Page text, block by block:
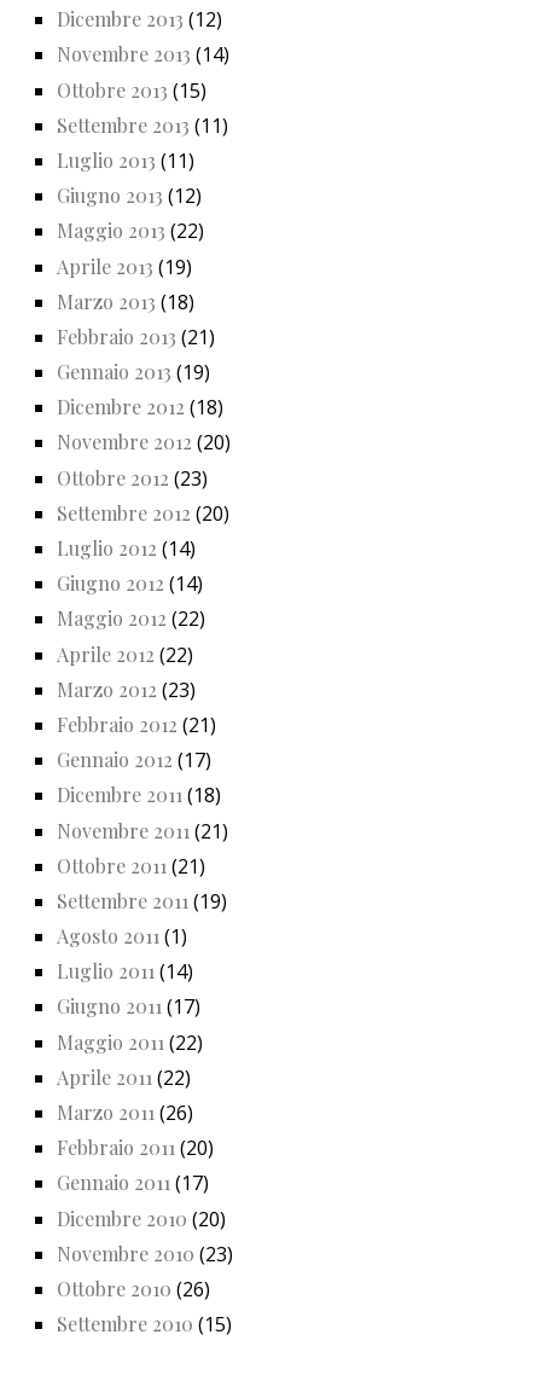
Dicembre 2013 (12)
Novembre 2013 (14)
Ottobre 2013 (15)
Settembre 2013 (11)
Luglio 2013 (11)
Giugno 2013 (12)
Maggio 2013 (22)
Aprile 2013 (19)
Marzo 2013 (18)
Febbraio 2013 (21)
Gennaio 2013 (19)
Dicembre 2012 (18)
Novembre 2012 (20)
Ottobre 2012 (23)
Settembre 2012 (20)
Luglio 2012 (14)
Giugno 2012 (14)
Maggio 2012 (22)
Aprile 2012 (22)
Marzo 2012 (23)
Febbraio 2012 (21)
Gennaio 2012 (17)
Dicembre 2011(18)
Novembre 2011 (21)
Ottobre 2011 (21)
Settembre 2011 (19)
Agosto 2011 (1)
Luglio 2011(14)
Giugno 2011(17)
Maggio 2011 (22)
Aprile 2011 (22)
Marzo 2011 (26)
Febbraio 2011(20)
Gennaio 2011(17)
Dicembre 2010 (20)
Novembre 2010 (23)
Ottobre 2010 (26)
Settembre 2010 (15)